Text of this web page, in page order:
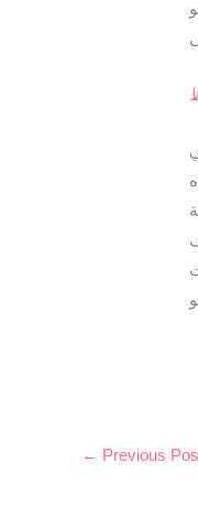
البندقية 250 قطعة
← Previous